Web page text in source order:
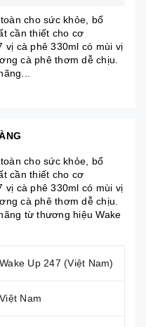
cho sức khỏe, bổ
cần thiết cho cơ
vị cà phê 330ml có mùi vị
cà phê thơm dễ chịu.
cho sức khỏe, bổ
cần thiết cho cơ
vị cà phê 330ml có mùi vị
cà phê thơm dễ chịu.
từ thương hiệu Wake
Wake Up 247 (Việt Nam)
Việt Nam